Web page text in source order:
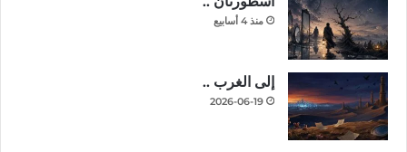
منذ 4 أسابيع
إلى الغرب ..
2026-06-19